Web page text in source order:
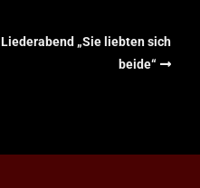
Liederabend „Sie liebten sich
beide“